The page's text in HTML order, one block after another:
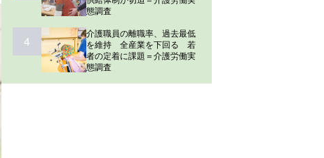
態調査
4
介護職員の離職率、過去最低
を維持 全産業を下回る 若
者の定着に課題＝介護労働実
態調査